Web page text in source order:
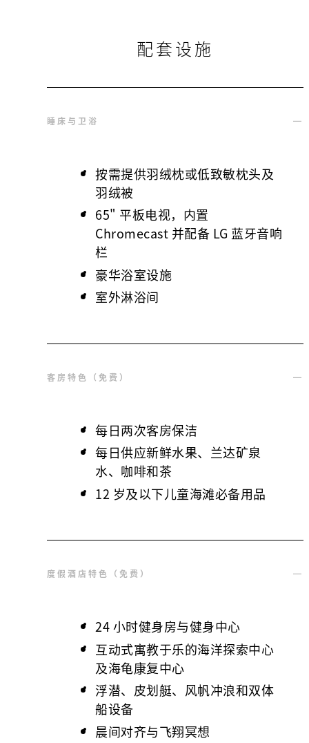
配套设施
睡床与卫浴
按需提供羽绒枕或低致敏枕头及
羽绒被
65" 平板电视，内置
Chromecast 并配备 LG 蓝牙音响
栏
豪华浴室设施
室外淋浴间
客房特色（免费）
每日两次客房保洁
每日供应新鲜水果、兰达矿泉
水、咖啡和茶
12 岁及以下儿童海滩必备用品
度假酒店特色（免费）
24 小时健身房与健身中心
互动式寓教于乐的海洋探索中心
及海龟康复中心
浮潜、皮划艇、风帆冲浪和双体
船设备
晨间对齐与飞翔冥想